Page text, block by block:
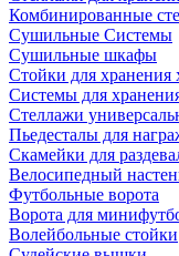
Комбинированные
Сушильные Системы
Сушильные шкафы
Стойки для
Системы для
Стеллажи
Пьедесталы для
Скамейки для
Велосипедный
Футбольные ворота
Ворота для
Волейбольные стойки